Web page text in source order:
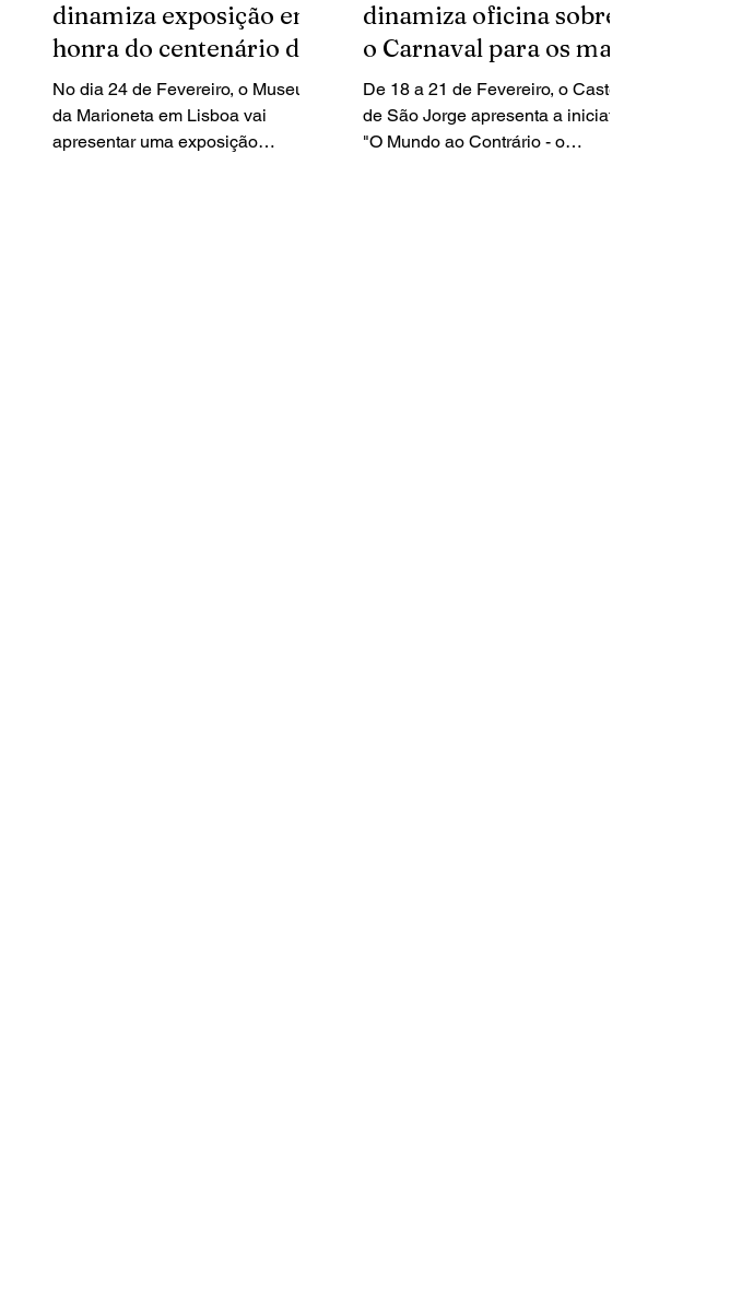
dinamiza exposição em
honra do centenário do
primeiro filme de
animação português
No dia 24 de Fevereiro, o Museu
da Marioneta em Lisboa vai
apresentar uma exposição
dinamiza oficina sobre
o Carnaval para os mais
novos
De 18 a 21 de Fevereiro, o Castelo
de São Jorge apresenta a iniciativa
"O Mundo ao Contrário - o